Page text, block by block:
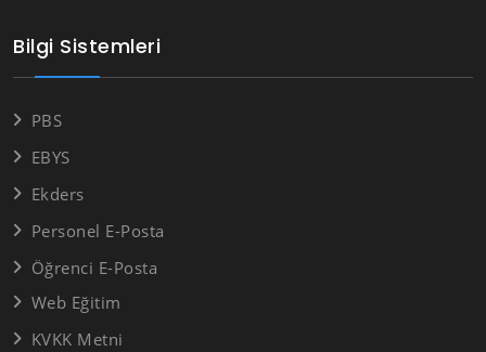
Bilgi Sistemleri
PBS
EBYS
Ekders
Personel E-Posta
Öğrenci E-Posta
Web Eğitim
KVKK Metni